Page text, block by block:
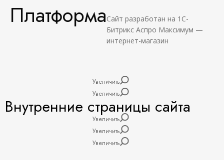
ПлатформаСайт разработан на 1С-
Битрикс Аспро Максимум —
интернет-магазин
Увеличить
Увеличить
Внутренние страницы сайта
Увеличить
Увеличить
Увеличить